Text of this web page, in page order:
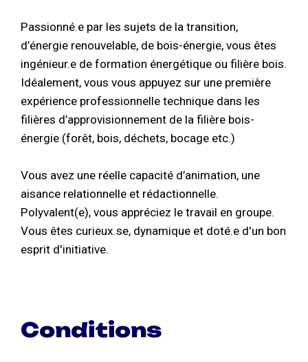
Passionné.e par les sujets de la transition,
d’énergie renouvelable, de bois-énergie, vous êtes
ingénieur.e de formation énergétique ou filière bois.
Idéalement, vous vous appuyez sur une première
expérience professionnelle technique dans les
filières d’approvisionnement de la filière bois-
énergie (forêt, bois, déchets, bocage etc.)
Vous avez une réelle capacité d’animation, une
aisance relationnelle et rédactionnelle.
Polyvalent(e), vous appréciez le travail en groupe.
Vous êtes curieux.se, dynamique et doté.e d'un bon
esprit d'initiative.
Conditions